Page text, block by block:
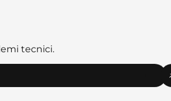
tecnici.